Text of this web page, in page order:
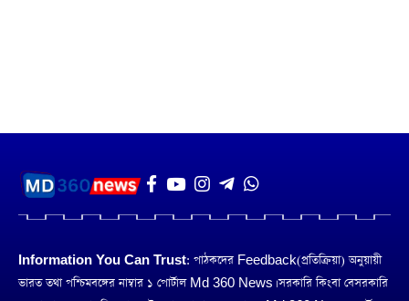
Information You Can Trust: পাঠকদের Feedback(প্রতিক্রিয়া) অনুয়ায়ী
ভারত তথা পশ্চিমবঙ্গের নাম্বার ১ পোর্টাল Md 360 News। সরকারি কিংবা বেসরকারি